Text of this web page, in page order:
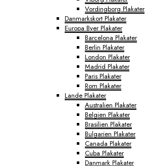
Vordingborg Plakater
Danmarkskort Plakater
Europa Byer Plakater
Barcelona Plakater
Berlin Plakater
London Plakater
Madrid Plakater
Paris Plakater
Rom Plakater
Lande Plakater
Australien Plakater
Belgien Plakater
Brasilien Plakater
Bulgarien Plakater
Canada Plakater
Cuba Plakater
Danmark Plakater